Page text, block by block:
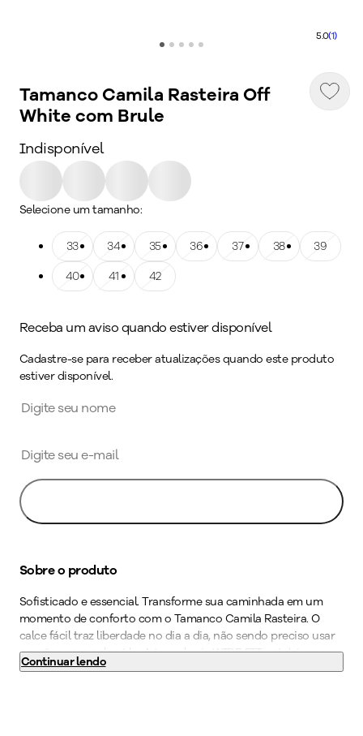
5.0(1)
Tamanco Camila Rasteira Off
White com Brule
Indisponível
Selecione um tamanho:
Tamanho: 33
33Tamanho: 34
34Tamanho: 35
35Tamanho: 36
36Tamanho: 37
37Tamanho: 38
38Tamanho: 39
39
Tamanho: 40
40Tamanho: 41
41 Tamanho: 42
42
Receba um aviso quando estiver disponível
Cadastre-se para receber atualizações quando este produto
estiver disponível.
Sobre o produto
Sofisticado e essencial. Transforme sua caminhada em um
momento de conforto com o Tamanco Camila Rasteira. O
calce fácil traz liberdade no dia a dia, não sendo preciso usar
as mãos para colocá lo. A tecnologia WIDE FIT, vai deixar os
seus pés confortáveis e bem acomodados através de formas
Continuar lendo